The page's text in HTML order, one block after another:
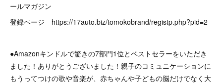
ールマガジン
登録ページ https://17auto.biz/tomokobrand/registp.php?pid=2
●Amazonキンドルで驚きの7部門1位とベストセラーをいただき
ました！ありがとうございました！親子のコミュニケーションに
もうってつけの歌や音楽が、赤ちゃんや子どもの脳だけでなく大